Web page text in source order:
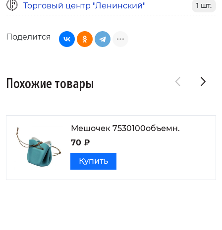
Торговый центр "Ленинский" 1 шт.
Поделится
Похожие товары
Мешочек 7530100объемн.
70 ₽
Купить